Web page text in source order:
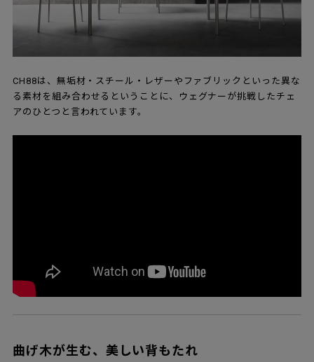
CH88は、無垢材・スチール・レザーやファブリックといった異な
る素材を組み合わせるということに、ウェグナーが挑戦したチェ
アのひとつと言われています。
曲げ木が生む、美しい背もたれ